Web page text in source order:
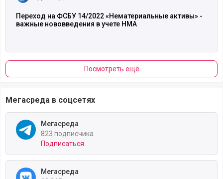
Переход на ФСБУ 14/2022 «Нематериальные активы» -
важные нововведения в учете НМА
Посмотреть ещё
Мегасреда в соцсетях
Мегасреда
823 подписчика
Подписаться
Мегасреда